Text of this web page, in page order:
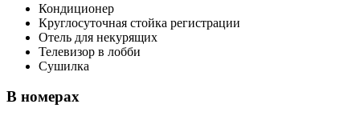
Кондиционер
Круглосуточная стойка регистрации
Отель для некурящих
Телевизор в лобби
Сушилка
В номерах